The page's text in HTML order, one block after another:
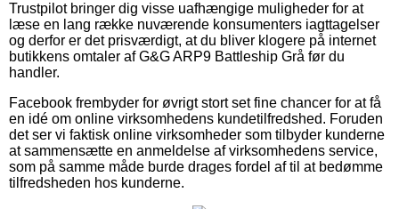
Trustpilot bringer dig visse uafhængige muligheder for at
læse en lang række nuværende konsumenters iagttagelser
og derfor er det prisværdigt, at du bliver klogere på internet
butikkens omtaler af G&G ARP9 Battleship Grå før du
handler.
Facebook frembyder for øvrigt stort set fine chancer for at få
en idé om online virksomhedens kundetilfredshed. Foruden
det ser vi faktisk online virksomheder som tilbyder kunderne
at sammensætte en anmeldelse af virksomhedens service,
som på samme måde burde drages fordel af til at bedømme
tilfredsheden hos kunderne.